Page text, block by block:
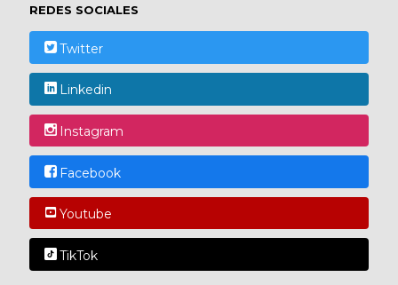
REDES SOCIALES
Twitter
Linkedin
Instagram
Facebook
Youtube
TikTok